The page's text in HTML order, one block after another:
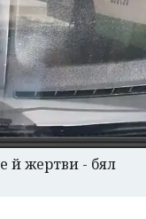
й жертви - бял